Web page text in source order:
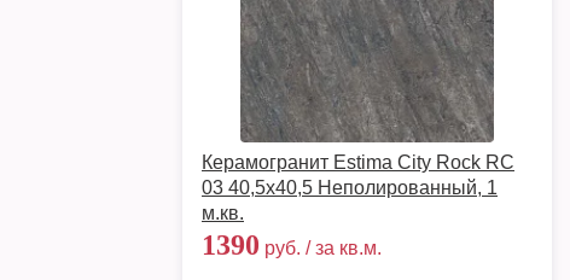
Керамогранит Estima City Rock RC
03 40,5x40,5 Неполированный, 1
м.кв.
1390 руб. / за кв.м.